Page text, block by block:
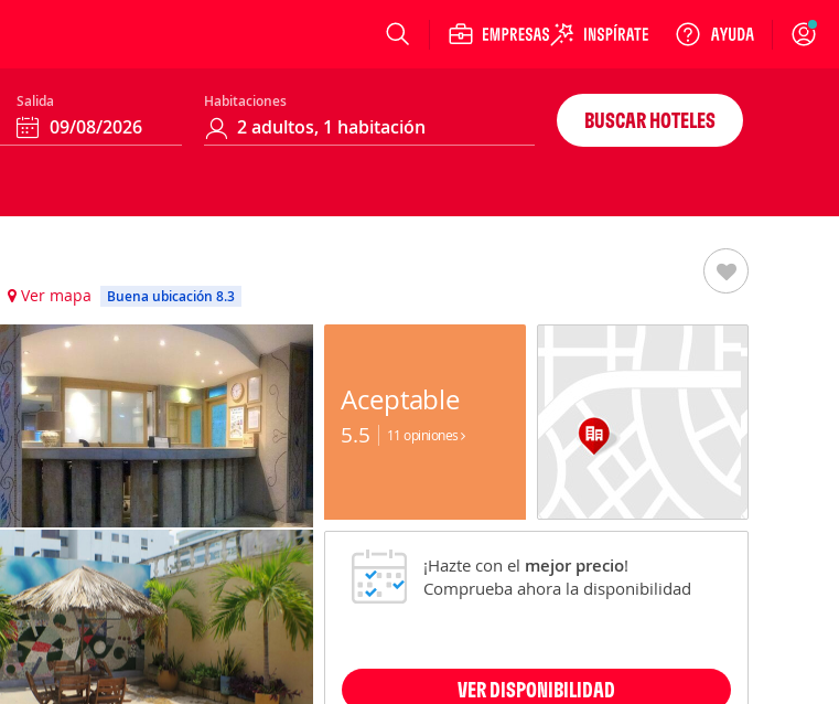
Login
Salida Habitaciones
BUSCAR HOTELES
Ver mapa Buena ubicación 8.3
Aceptable
5.5 11 opiniones
¡Hazte con el mejor precio!
Comprueba ahora la disponibilidad
VER DISPONIBILIDAD